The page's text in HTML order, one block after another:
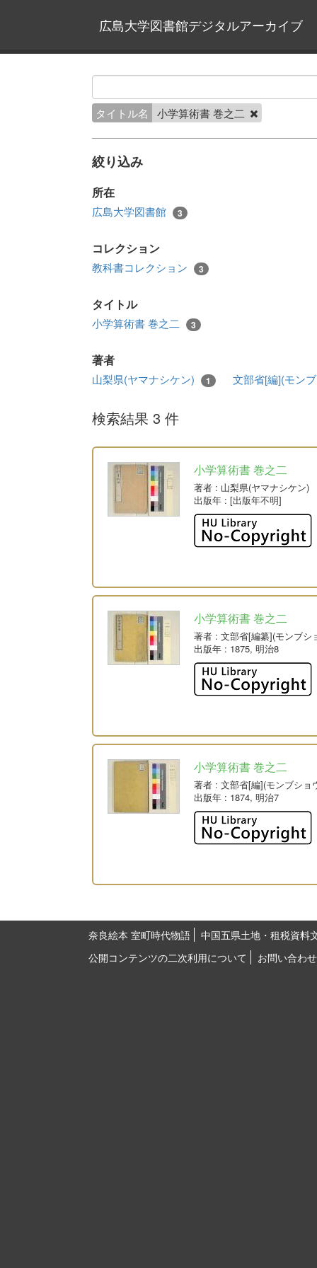
広島大学図書館デジタルアーカイブ
タイトル名 小学算術書 巻之二
絞り込み
所在
広島大学図書館 3
コレクション
教科書コレクション 3
タイトル
小学算術書 巻之二 3
著者
山梨県(ヤマナシケン) 1 文部省[編](モン
検索結果 3 件
小学算術書 巻之二
著者 : 山梨県(ヤマナシケン)
出版年 : [出版年不明]
小学算術書 巻之二
著者 : 文部省[編纂](モンブシ
出版年 : 1875, 明治8
小学算術書 巻之二
著者 : 文部省[編](モンブショ
出版年 : 1874, 明治7
奈良絵本 室町時代物語
中国五県土地・租税資料
公開コンテンツの二次利用について
お問い合わせ